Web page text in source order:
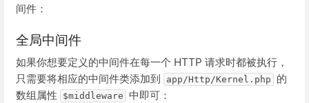
间件：
全局中间件
如果你想要定义的中间件在每一个 HTTP 请求时都被执行，
只需要将相应的中间件类添加到
app/Http/Kernel.php
的
数组属性
$middleware 中即可：